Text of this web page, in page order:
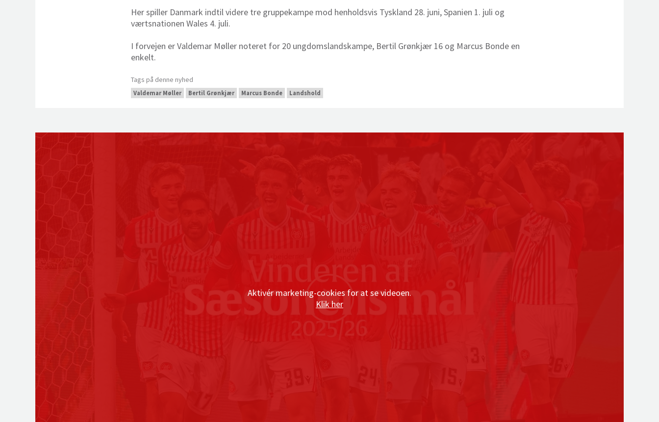
Her spiller Danmark indtil videre tre gruppekampe mod henholdsvis Tyskland 28. juni, Spanien 1. juli og
værtsnationen Wales 4. juli.
I forvejen er Valdemar Møller noteret for 20 ungdomslandskampe, Bertil Grønkjær 16 og Marcus Bonde en
enkelt.
Tags på denne nyhed
Valdemar Møller Bertil Grønkjær Marcus Bonde Landshold
Aktivér marketing-cookies for at se videoen.
Klik her